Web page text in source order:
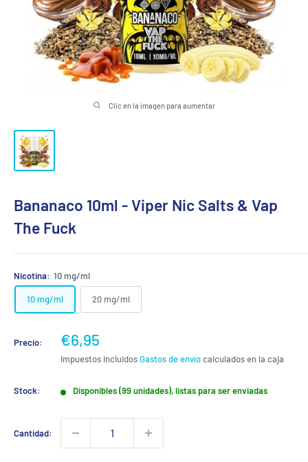
Clic en la imagen para aumentar
Bananaco 10ml - Viper Nic Salts & Vap
The Fuck
Nicotina: 10 mg/ml
10 mg/ml 20 mg/ml
Precio:
Precio
de
venta
€6,95
Impuestos incluidosGastos de envíocalculados en la caja
Stock: Disponibles (99 unidades), listas para ser enviadas
Cantidad: